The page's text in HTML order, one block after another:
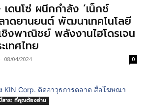
ดนโซ่ ผนึกกำลัง ‘เน็กซ์
าดยานยนต์ พัฒนาเทคโนโลยี
งพาณิชย์ พลังงานไฮโดรเจน
เทศไทย
- 08/04/2024 0
สาระ ที่คุณต้องอ่าน